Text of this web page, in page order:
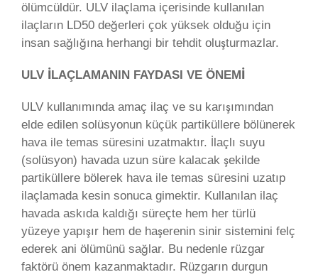
ölümcüldür. ULV ilaçlama içerisinde kullanılan
ilaçların LD50 değerleri çok yüksek olduğu için
insan sağlığına herhangi bir tehdit oluşturmazlar.
ULV İLAÇLAMANIN FAYDASI VE ÖNEMİ
ULV kullanımında amaç ilaç ve su karışımından
elde edilen solüsyonun küçük partiküllere bölünerek
hava ile temas süresini uzatmaktır. İlaçlı suyu
(solüsyon) havada uzun süre kalacak şekilde
partiküllere bölerek hava ile temas süresini uzatıp
ilaçlamada kesin sonuca gimektir. Kullanılan ilaç
havada askıda kaldığı süreçte hem her türlü
yüzeye yapışır hem de haşerenin sinir sistemini felç
ederek ani ölümünü sağlar. Bu nedenle rüzgar
faktörü önem kazanmaktadır. Rüzgarın durgun